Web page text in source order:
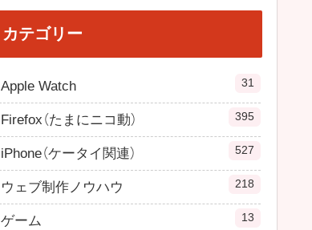
カテゴリー
Apple Watch 31
Firefox（たまにニコ動） 395
iPhone（ケータイ関連） 527
ウェブ制作ノウハウ 218
ゲーム 13